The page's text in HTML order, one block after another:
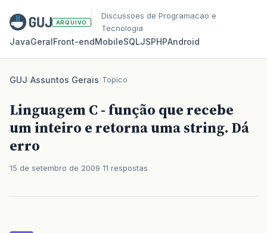
ARQUIVO
Discussoes de Programacao e
Tecnologia
JavaGeralFront‑endMobileSQLJSPHPAndroid
GUJ/Assuntos Gerais/Topico
Linguagem C - função que recebe
um inteiro e retorna uma string. Dá
erro
15 de setembro de 2009 11 respostas